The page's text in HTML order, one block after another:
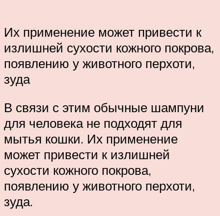
Их применение может привести к
излишней сухости кожного покрова,
появлению у животного перхоти,
зуда
В связи с этим обычные шампуни
для человека не подходят для
мытья кошки. Их применение
может привести к излишней
сухости кожного покрова,
появлению у животного перхоти,
зуда.